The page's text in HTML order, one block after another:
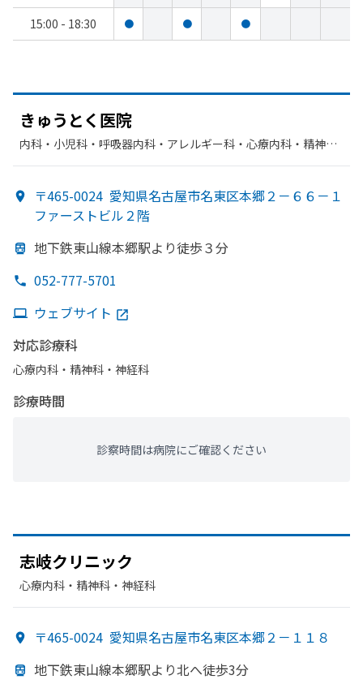
15:00 - 18:30 ● ● ●
きゅうとく 医院
内科・​小児科・​呼吸器内科・​アレルギー科・​心療内科・​精神
〒465-0024 愛知県名古屋市名東区本郷２－６６－１
ファーストビル２階
地下鉄東山線本郷駅より徒歩３分
052-777-5701
ウェブサイト
対応診療科
心療内科・​精神科・神経科
診療時間
診察時間は病院にご確認ください
志岐クリニック
心療内科・​精神科・神経科
〒465-0024 愛知県名古屋市名東区本郷２－１１８
地下鉄東山線本郷駅より北へ徒歩3分